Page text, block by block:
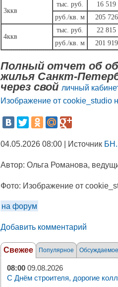
3ккв
тыс. руб.
16 519
руб./кв. м
205 726
4ккв
тыс. руб.
22 815
руб./кв. м
201 919
Полный отчет об
жилья Санкт-
через свой личный
Изображение от cookie_studio
04.05.2026 08:00 | Источник
Автор: Ольга Романова,
Фото: Изображение от
на форум
Добавить комментарий
Свежее Популярное Обсуждаемое
08:00 09.08.2026
С Днём строителя, дорогие